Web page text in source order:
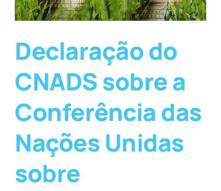
Declaração do
CNADS sobre a
Conferência das
Nações Unidas
sobre